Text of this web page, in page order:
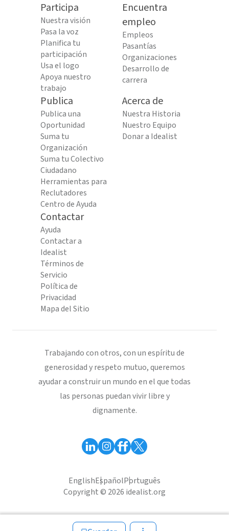
Participa
Nuestra visión
Pasa la voz
Planifica tu
participación
Usa el logo
Apoya nuestro
trabajo
Encuentra
empleo
Empleos
Pasantías
Organizaciones
Desarrollo de
carrera
Publica
Publica una
Oportunidad
Suma tu
Organización
Suma tu Colectivo
Ciudadano
Herramientas para
Reclutadores
Centro de Ayuda
Acerca de
Nuestra Historia
Nuestro Equipo
Donar a Idealist
Contactar
Ayuda
Contactar a
Idealist
Términos de
Servicio
Política de
Privacidad
Mapa del Sitio
Trabajando con otros, con un espíritu de
generosidad y respeto mutuo, queremos
ayudar a construir un mundo en el que todas
las personas puedan vivir libre y
dignamente.
EnglishEspañolPortuguês
Copyright © 2026 idealist.org